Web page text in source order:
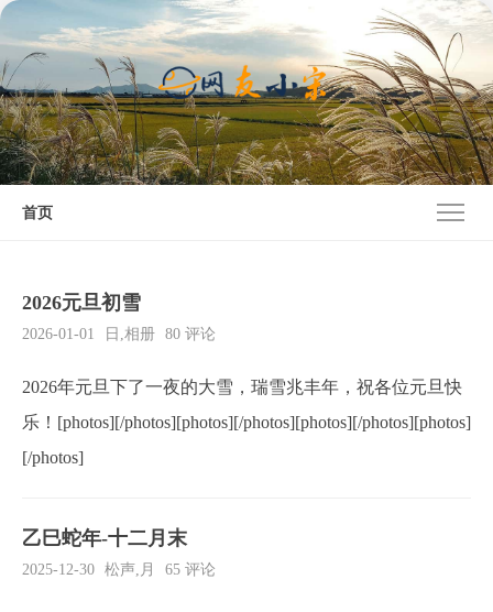
首页
2026元旦初雪
2026-01-01 日 ,相册 80 评论
2026年元旦下了一夜的大雪，瑞雪兆丰年，祝各位元旦快
乐！[photos][/photos][photos][/photos][photos][/photos][photos]
[/photos]
乙巳蛇年-十二月末
2025-12-30 松声, 月 65 评论